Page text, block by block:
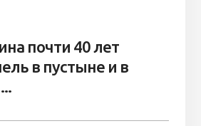
почти 40 лет
в пустыне и в